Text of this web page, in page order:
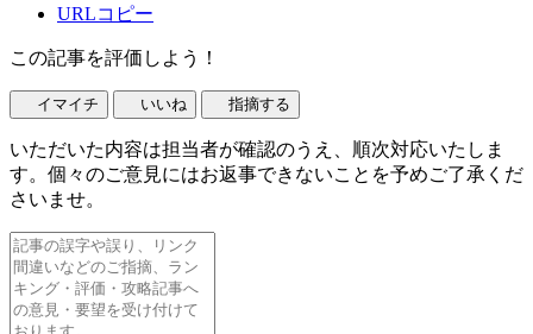
URLコピー
この記事を評価しよう！
イマイチ いいね 指摘する
いただいた内容は担当者が確認のうえ、順次対応いたしま
す。個々のご意見にはお返事できないことを予めご了承くだ
さいませ。